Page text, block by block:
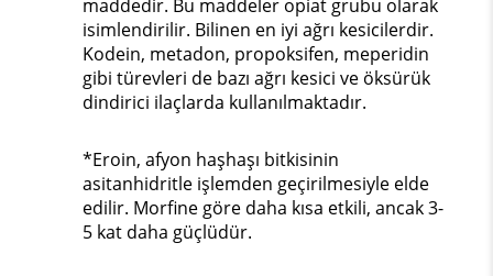
maddedir. Bu maddeler opiat grubu olarak
isimlendirilir. Bilinen en iyi ağrı kesicilerdir.
Kodein, metadon, propoksifen, meperidin
gibi türevleri de bazı ağrı kesici ve öksürük
dindirici ilaçlarda kullanılmaktadır.
*Eroin, afyon haşhaşı bitkisinin
asitanhidritle işlemden geçirilmesiyle elde
edilir. Morfine göre daha kısa etkili, ancak 3-
5 kat daha güçlüdür.